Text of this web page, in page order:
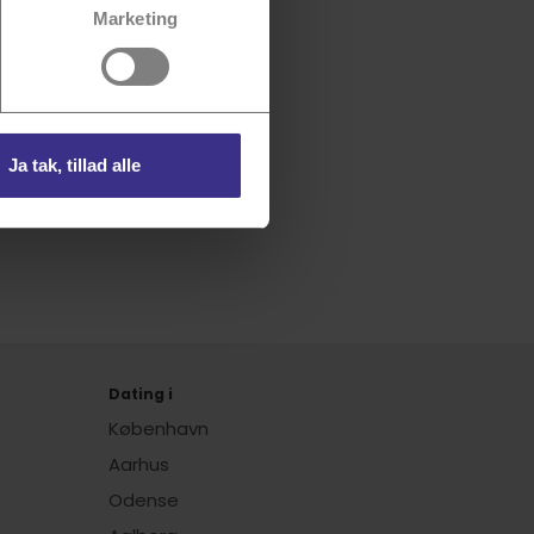
persondatapolitik
Marketing
Ja tak, tillad alle
Dating i
København
Aarhus
Odense